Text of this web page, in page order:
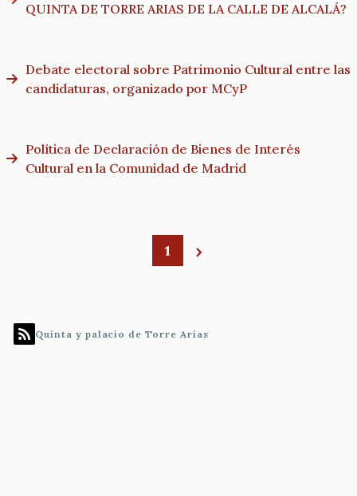
QUINTA DE TORRE ARIAS DE LA CALLE DE ALCALÁ?
Debate electoral sobre Patrimonio Cultural entre las
candidaturas, organizado por MCyP
Política de Declaración de Bienes de Interés
Cultural en la Comunidad de Madrid
1
Quinta y palacio de Torre Arias